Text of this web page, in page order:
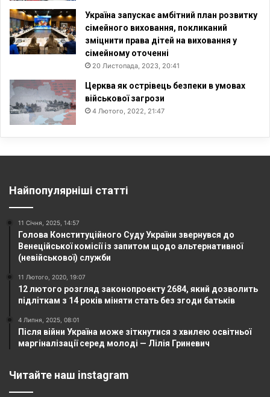
Україна запускає амбітний план розвитку
сімейного виховання, покликаний
зміцнити права дітей на виховання у
сімейному оточенні
20 Листопада, 2023, 20:41
Церква як острівець безпеки в умовах
військової загрози
4 Лютого, 2022, 21:47
Найпопулярніші статті
11 Січня, 2025, 14:57
Голова Конституційного Суду України звернувся до
Венеційської комісії із запитом щодо альтернативної
(невійськової) служби
11 Лютого, 2020, 19:07
12 лютого розгляд законопроекту 2684, який дозволить
підліткам з 14 років міняти стать без згоди батьків
4 Липня, 2025, 08:01
Після війни Україна може зіткнутися з хвилею освітньої
маргіналізації серед молоді — Лілія Гриневич
Читайте наш instagram